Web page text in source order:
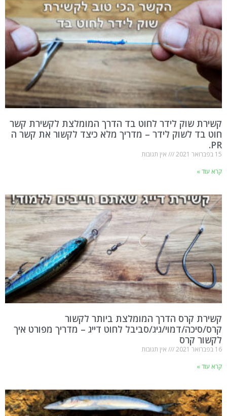
קשירת שוק לידר לחוט בד הדרך המומלצת לקשירת קשר
חוט בד לשוק לידר – מדריך מלא כיצד לקשור את קשר ה
PR.
15 בפברואר 2021
אין תגובות
קרא עוד »
קשירת קרס הדרך המומלצת ביותר לקשור
קרס/סיכה/דמוי/גיג/סביבל לחוט דייג – מדריך מפורט איך
לקשור קרס
16 בפברואר 2021
אין תגובות
קרא עוד »